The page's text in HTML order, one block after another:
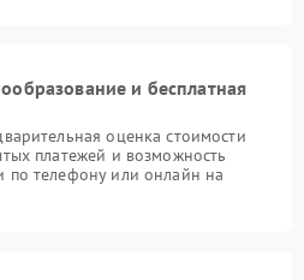
и бесплатная
оценка стоимости
платежей и возможность
по телефону или онлайн на